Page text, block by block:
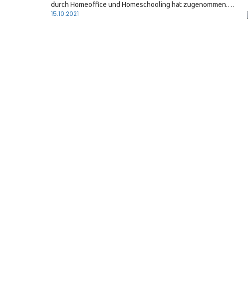
durch Homeoffice und Homeschooling hat zugenommen.…
Posted
15.10.2021